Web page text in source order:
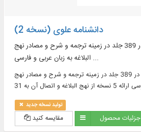
دانشنامه علوی (نسخه 2)
متن 173 عنوان کتاب در 389 جلد در زمینه ترجمه و شرح و مصادر نهج
البلاغه به زبان عربی و فارسی ...
متن 173 عنوان کتاب در 389 جلد در زمینه ترجمه و شرح و مصادر نهج
البلاغه به زبان عربی و فارسی ارائه 5 نسخه از نهج البلاغه و اتصال آن به 31
ترجمه فارسی و زبان‌‌های
تولید نسخه جدید
مقایسه کنید جزئیات محصول